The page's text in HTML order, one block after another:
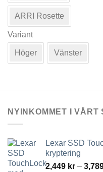
flera
varianter.
De
olika
kan
ARRI Rosette
Variant
Höger Vänster
NYINKOMMET I VÅRT
Lexar SSD
kryptering
2,449 kr –